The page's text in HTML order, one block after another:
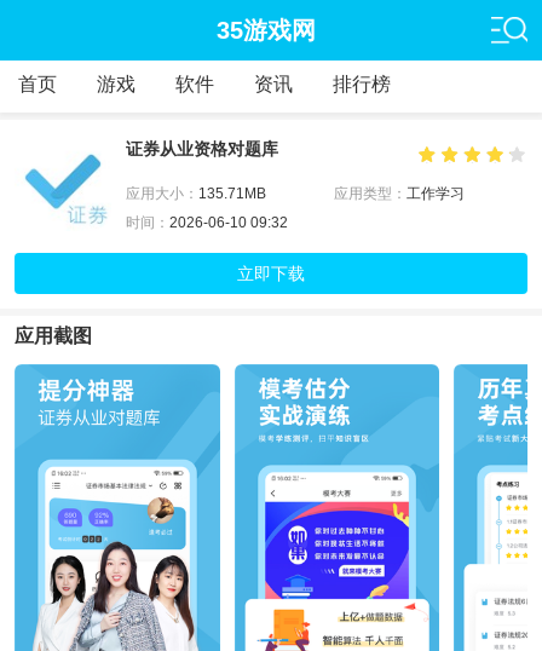
35游戏网
首页 游戏 软件 资讯 排行榜
证券从业资格对题库
应用大小： 135.71MB 应用类型： 工作学习
时间： 2026-06-10 09:32
立即下载
应用截图